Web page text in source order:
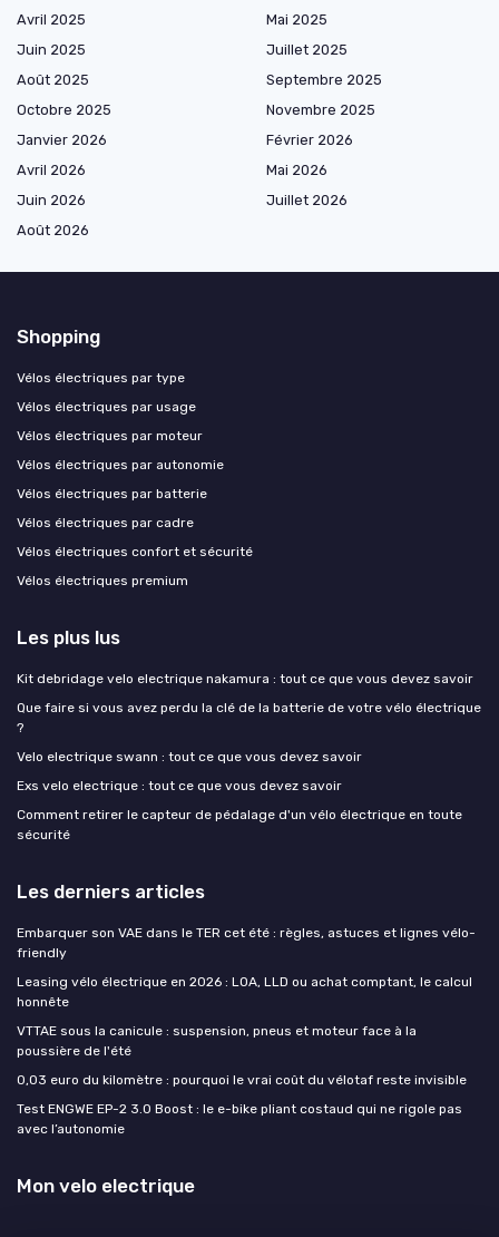
Avril 2025
Mai 2025
Juin 2025
Juillet 2025
Août 2025
Septembre 2025
Octobre 2025
Novembre 2025
Janvier 2026
Février 2026
Avril 2026
Mai 2026
Juin 2026
Juillet 2026
Août 2026
Shopping
Vélos électriques par type
Vélos électriques par usage
Vélos électriques par moteur
Vélos électriques par autonomie
Vélos électriques par batterie
Vélos électriques par cadre
Vélos électriques confort et sécurité
Vélos électriques premium
Les plus lus
Kit debridage velo electrique nakamura : tout ce que vous devez savoir
Que faire si vous avez perdu la clé de la batterie de votre vélo électrique
?
Velo electrique swann : tout ce que vous devez savoir
Exs velo electrique : tout ce que vous devez savoir
Comment retirer le capteur de pédalage d'un vélo électrique en toute
sécurité
Les derniers articles
Embarquer son VAE dans le TER cet été : règles, astuces et lignes vélo-
friendly
Leasing vélo électrique en 2026 : LOA, LLD ou achat comptant, le calcul
honnête
VTTAE sous la canicule : suspension, pneus et moteur face à la
poussière de l'été
0,03 euro du kilomètre : pourquoi le vrai coût du vélotaf reste invisible
Test ENGWE EP-2 3.0 Boost : le e-bike pliant costaud qui ne rigole pas
avec l’autonomie
Mon velo electrique